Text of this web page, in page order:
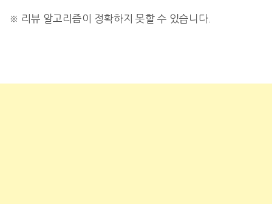
※ 리뷰 알고리즘이 정확하지 못할 수 있습니다.